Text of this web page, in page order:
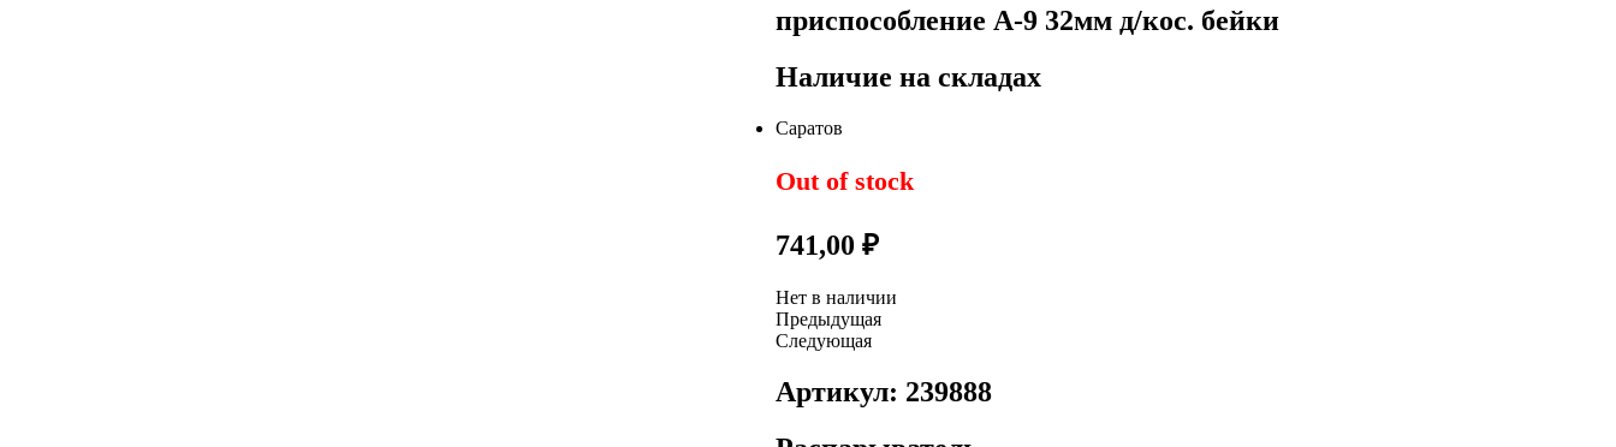
приспособление А-9 32мм д/кос. бейки
Наличие на складах
Саратов
Out of stock
741,00₽
Нет в наличии
Предыдущая
Следующая
Артикул: 239888